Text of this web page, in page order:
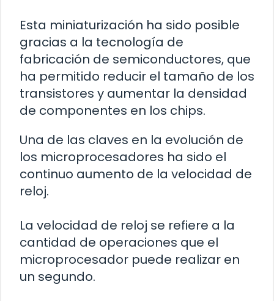
Esta miniaturización ha sido posible
gracias a la tecnología de
fabricación de semiconductores, que
ha permitido reducir el tamaño de los
transistores y aumentar la densidad
de componentes en los chips.
Una de las claves en la evolución de
los microprocesadores ha sido el
continuo aumento de la velocidad de
reloj.
La velocidad de reloj se refiere a la
cantidad de operaciones que el
microprocesador puede realizar en
un segundo.